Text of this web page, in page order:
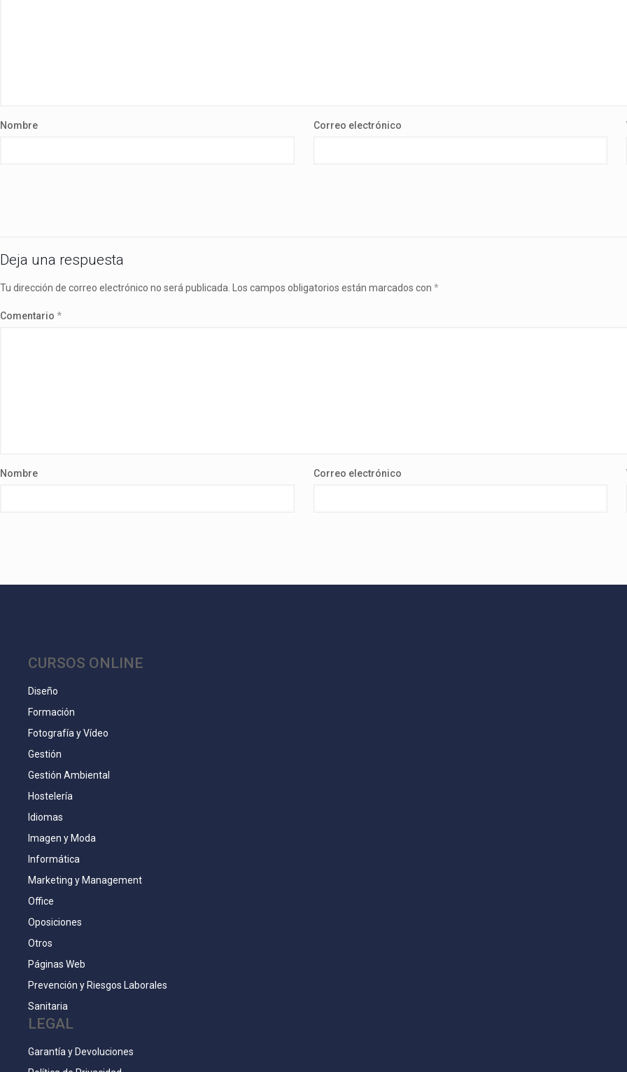
Nombre Correo electrónico
Deja una respuesta
Tu dirección de correo electrónico no será publicada. Los campos obligatorios están marcados con *
Comentario *
Nombre Correo electrónico
CURSOS ONLINE
Diseño
Formación
Fotografía y Vídeo
Gestión
Gestión Ambiental
Hostelería
Idiomas
Imagen y Moda
Informática
Marketing y Management
Office
Oposiciones
Otros
Páginas Web
Prevención y Riesgos Laborales
Sanitaria
LEGAL
Garantía y Devoluciones